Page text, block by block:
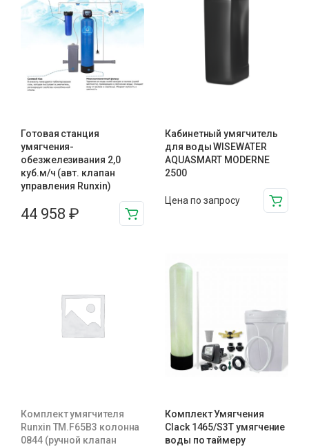
Готовая станция
умягчения-
обезжелезивания 2,0
куб.м/ч (авт. клапан
управления Runxin)
44 958 ₽
Кабинетный умягчитель
для воды WISEWATER
AQUASMART MODERNE
2500
Цена по запросу
Комплект умягчителя
Runxin TM.F65B3 колонна
0844 (ручной клапан
Комплект Умягчения
Clack 1465/S3T умягчение
воды по таймеру